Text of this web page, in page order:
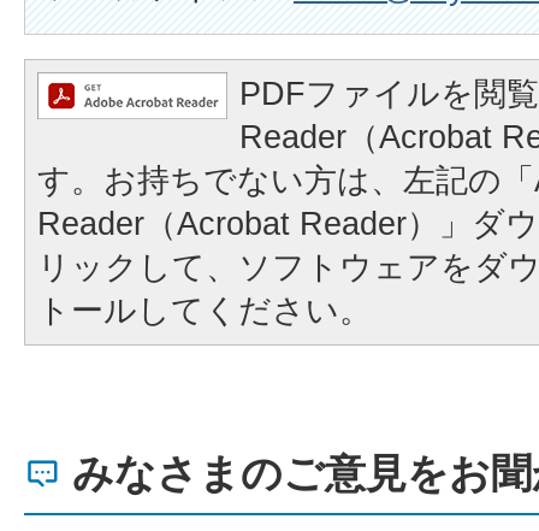
PDFファイルを閲
Reader（Acrobat
す。お持ちでない方は、左記の
Reader（Acrobat Reader）」ダ
リックして、ソフトウェアをダ
トールしてください。
みなさまのご意見をお